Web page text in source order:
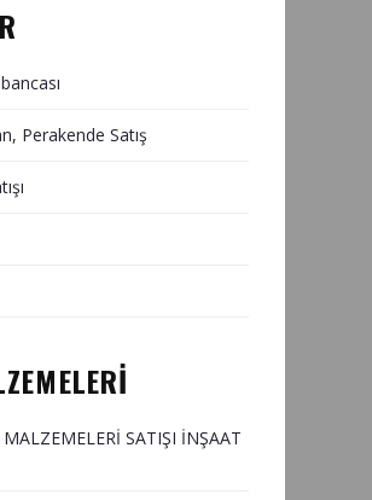
Perakende Satış
SATIŞI İNŞAAT